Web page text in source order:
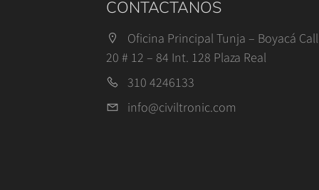
CONTACTANOS
Oficina Principal Tunja – Boyacá
20 # 12 – 84 Int. 128 Plaza Real
310 4246133
info@civiltronic.com